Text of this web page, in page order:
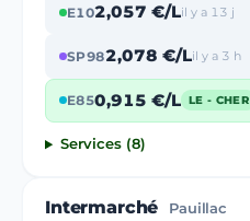
E102,057 €/Lil y a 13 j
SP982,078 €/Lil y a 3 h
E850,915 €/L LE - CHER
Services (8)
Intermarché Pauillac